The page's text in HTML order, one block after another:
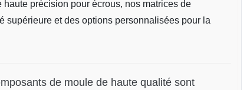
précision pour écrous, nos matrices de
supérieure et des options personnalisées pour la
de moule de haute qualité sont